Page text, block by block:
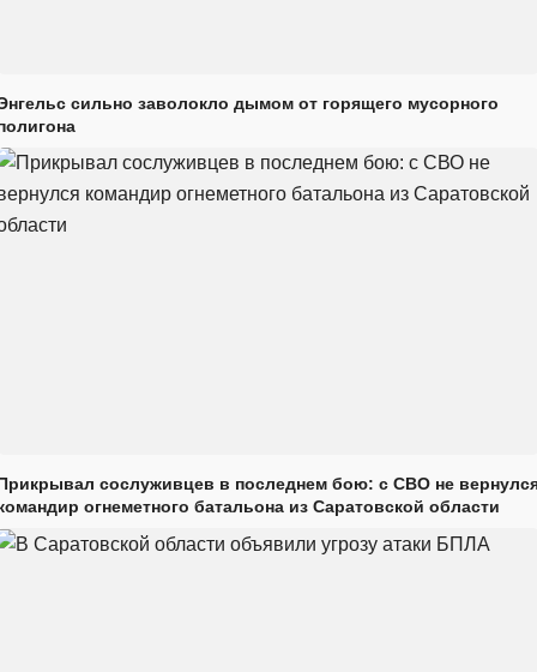
сильно заволокло дымом от горящего мусорного
сослуживцев в последнем бою: с СВО не
огнеметного батальона из Саратовской области